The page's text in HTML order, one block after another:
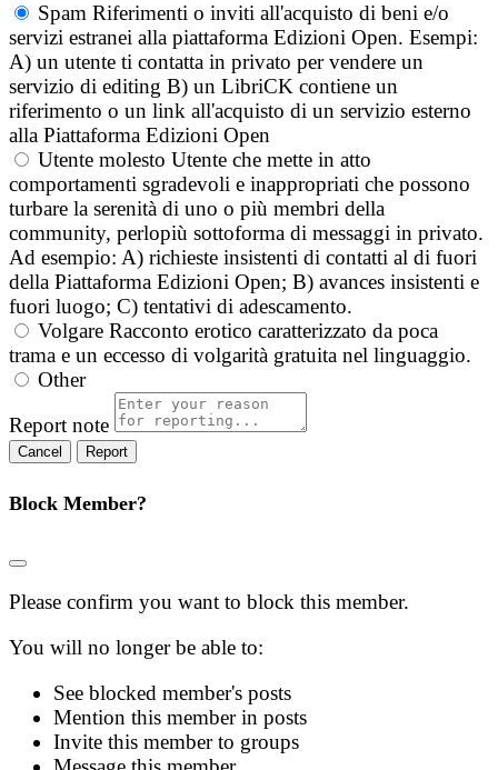
Spam Riferimenti o inviti all'acquisto di beni e/o
servizi estranei alla piattaforma Edizioni Open. Esempi:
A) un utente ti contatta in privato per vendere un
servizio di editing B) un LibriCK contiene un
riferimento o un link all'acquisto di un servizio esterno
alla Piattaforma Edizioni Open
Utente molesto Utente che mette in atto
comportamenti sgradevoli e inappropriati che possono
turbare la serenità di uno o più membri della
community, perlopiù sottoforma di messaggi in privato.
Ad esempio: A) richieste insistenti di contatti al di fuori
della Piattaforma Edizioni Open; B) avances insistenti e
fuori luogo; C) tentativi di adescamento.
Volgare Racconto erotico caratterizzato da poca
trama e un eccesso di volgarità gratuita nel linguaggio.
Other
Report note
Report
Block Member?
Please confirm you want to block this member.
You will no longer be able to:
See blocked member's posts
Mention this member in posts
Invite this member to groups